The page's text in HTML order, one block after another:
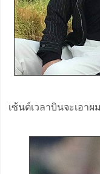
เซ้นต์เวลาบินจะเอา